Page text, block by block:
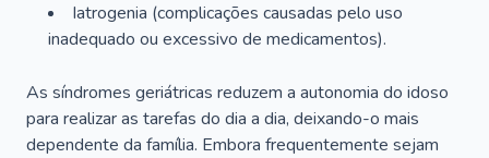
Iatrogenia (complicações causadas pelo uso
inadequado ou excessivo de medicamentos).
As síndromes geriátricas reduzem a autonomia do idoso
para realizar as tarefas do dia a dia, deixando-o mais
dependente da família. Embora frequentemente sejam